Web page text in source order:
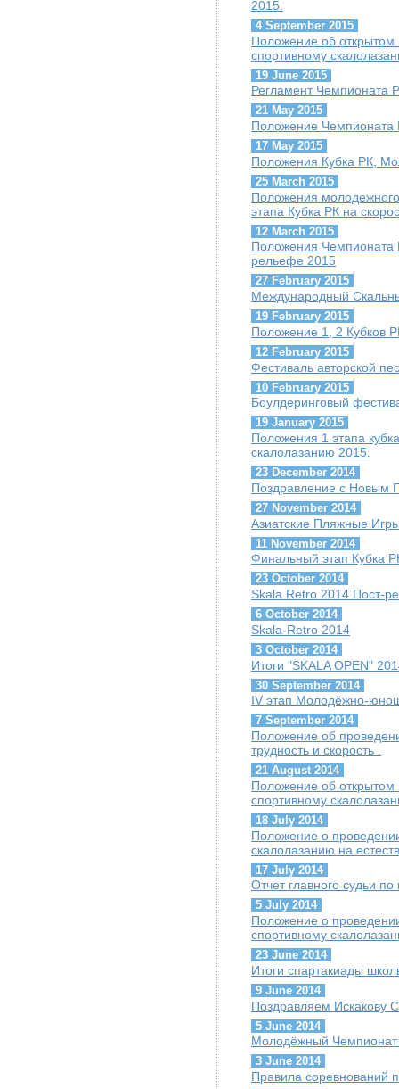
2015.
4 September 2015
Положение об
спортивному
19 June 2015
Регламент Чемпионата
21 May 2015
Положение Чемпионата
17 May 2015
Положения Кубка РК,
25 March 2015
Положения
этапа Кубка РК на
12 March 2015
Положения Чемпионата
рельефе 2015
27 February 2015
Международный
19 February 2015
Положение 1, 2 Кубков
12 February 2015
Фестиваль авторской
10 February 2015
Боулдеринговый
19 January 2015
Положения 1 этапа
скалолазанию 2015.
23 December 2014
Поздравление с Новым
27 November 2014
Азиатские Пляжные
11 November 2014
Финальный этап Кубка
23 October 2014
Skala Retro 2014 Пост-
6 October 2014
Skala-Retro 2014
3 October 2014
Итоги "SKALA OPEN"
30 September 2014
IV этап Молодёжно-
7 September 2014
Положение об
трудность и скорость .
21 August 2014
Положение об
спортивному
18 July 2014
Положение о
скалолазанию на
17 July 2014
Отчет главного судьи
5 July 2014
Положение о
спортивному
23 June 2014
Итоги спартакиады
9 June 2014
Поздравляем Искакову
5 June 2014
Молодёжный Чемпионат
3 June 2014
Правила соревнований